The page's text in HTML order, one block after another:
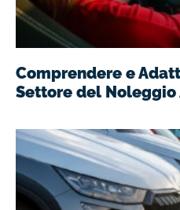
Comprendere e
Settore del Noleggio